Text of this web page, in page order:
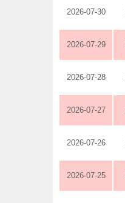
2026-07-30
2026-07-29
2026-07-28
2026-07-27
2026-07-26
2026-07-25